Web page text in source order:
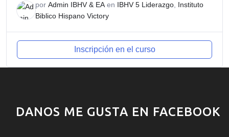
por Admin IBHV & EAen IBHV 5 Liderazgo, Instituto
Biblico Hispano Victory
Inscripción en el curso
DANOS ME GUSTA EN FACEBOOK